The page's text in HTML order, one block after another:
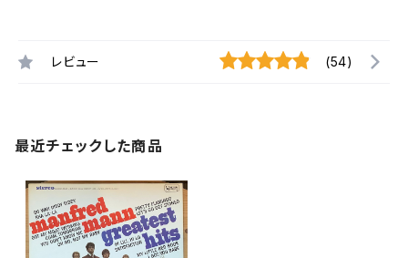
レビュー (54)
最近チェックした商品